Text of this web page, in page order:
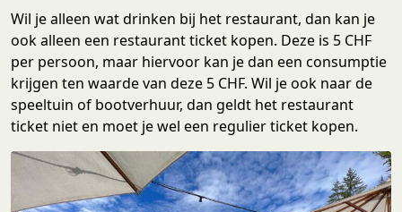
Wil je alleen wat drinken bij het restaurant, dan kan je
ook alleen een restaurant ticket kopen. Deze is 5 CHF
per persoon, maar hiervoor kan je dan een consumptie
krijgen ten waarde van deze 5 CHF. Wil je ook naar de
speeltuin of bootverhuur, dan geldt het restaurant
ticket niet en moet je wel een regulier ticket kopen.